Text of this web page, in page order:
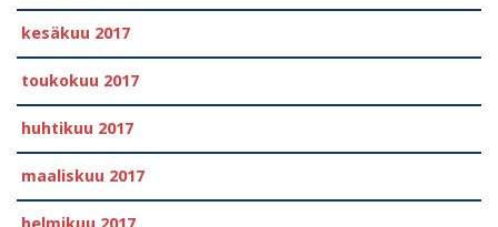
kesäkuu 2017
toukokuu 2017
huhtikuu 2017
maaliskuu 2017